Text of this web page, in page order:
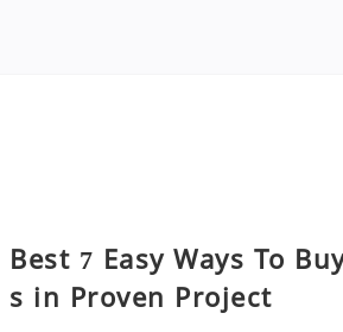
Best 7 Easy Ways To
s in Proven Project